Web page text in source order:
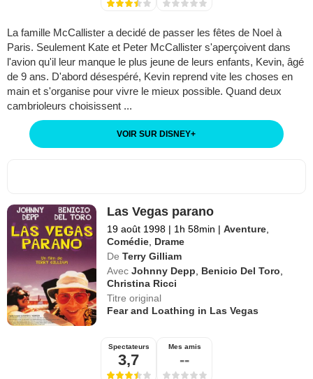
La famille McCallister a decidé de passer les fêtes de Noel à
Paris. Seulement Kate et Peter McCallister s'aperçoivent dans
l'avion qu'il leur manque le plus jeune de leurs enfants, Kevin, âgé
de 9 ans. D'abord désespéré, Kevin reprend vite les choses en
main et s'organise pour vivre le mieux possible. Quand deux
cambrioleurs choisissent ...
VOIR SUR DISNEY+
Las Vegas parano
19 août 1998 | 1h 58min | Aventure
Comédie Drame
De Terry Gilliam
Avec Johnny Depp Benicio Del Toro
Christina Ricci
Titre original
Fear and Loathing in Las Vegas
Spectateurs
3,7
Mes amis
--